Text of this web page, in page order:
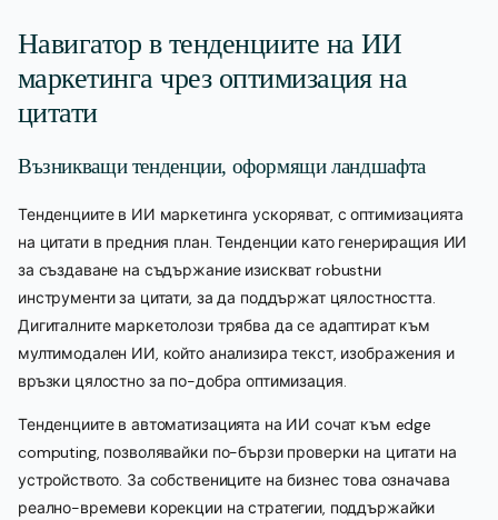
Навигатор в тенденциите на ИИ
маркетинга чрез оптимизация на
цитати
Възникващи тенденции, оформящи ландшафта
Тенденциите в ИИ маркетинга ускоряват, с оптимизацията
на цитати в предния план. Тенденции като генериращия ИИ
за създаване на съдържание изискват robustни
инструменти за цитати, за да поддържат цялостността.
Дигиталните маркетолози трябва да се адаптират към
мултимодален ИИ, който анализира текст, изображения и
връзки цялостно за по-добра оптимизация.
Тенденциите в автоматизацията на ИИ сочат към edge
computing, позволявайки по-бързи проверки на цитати на
устройството. За собствениците на бизнес това означава
реално-времеви корекции на стратегии, поддържайки